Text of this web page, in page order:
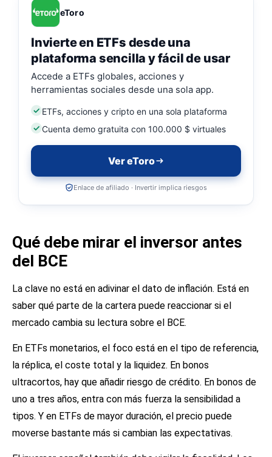
eToro
Invierte en ETFs desde una
plataforma sencilla y fácil de usar
Accede a ETFs globales, acciones y
herramientas sociales desde una sola app.
ETFs, acciones y cripto en una sola plataforma
Cuenta demo gratuita con 100.000 $ virtuales
Ver eToro
Enlace de afiliado · Invertir implica riesgos
Qué debe mirar el inversor antes
del BCE
La clave no está en adivinar el dato de inflación. Está en
saber qué parte de la cartera puede reaccionar si el
mercado cambia su lectura sobre el BCE.
En ETFs monetarios, el foco está en el tipo de referencia,
la réplica, el coste total y la liquidez. En bonos
ultracortos, hay que añadir riesgo de crédito. En bonos de
uno a tres años, entra con más fuerza la sensibilidad a
tipos. Y en ETFs de mayor duración, el precio puede
moverse bastante más si cambian las expectativas.